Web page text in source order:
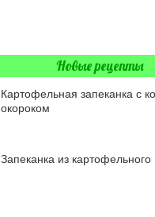
Новые рецепты
Картофельная запеканка с
окороком
Запеканка из